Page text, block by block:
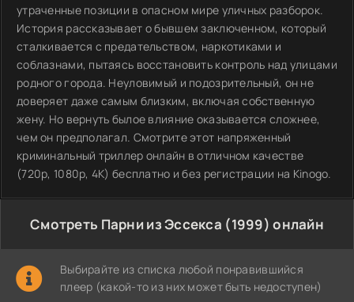
утраченные позиции в опасном мире уличных разборок.
История рассказывает о бывшем заключенном, который
сталкивается с предательством, наркотиками и
соблазнами, пытаясь восстановить контроль над улицами
родного города. Неуловимый и подозрительный, он не
доверяет даже самым близким, включая собственную
жену. Но вернуть былое влияние оказывается сложнее,
чем он предполагал. Смотрите этот напряженный
криминальный триллер онлайн в отличном качестве
(720p, 1080p, 4K) бесплатно и без регистрации на Kinogo.
Смотреть Парни из Эссекса (1999) онлайн
Выбирайте из списка любой понравившийся
плеер (какой-то из них может быть недоступен)